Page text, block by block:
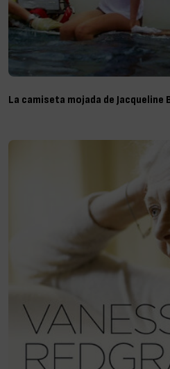
La camiseta mojada de